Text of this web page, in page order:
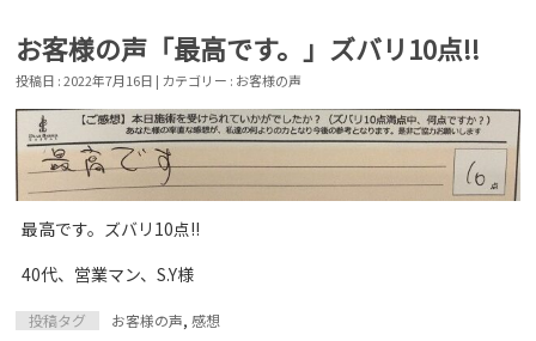
お客様の声「最高です。」ズバリ10点!!
投稿日 : 2022年7月16日 | カテゴリー : お客様の声
最高です。ズバリ10点!!
40代、営業マン、S.Y様
投稿タグ お客様の声,感想